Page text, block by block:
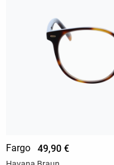
Fargo 49,90 €